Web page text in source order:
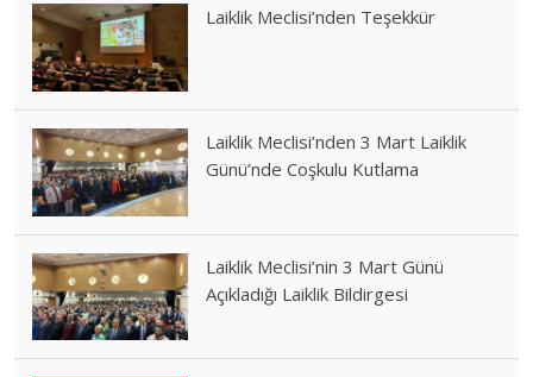
Laiklik Meclisi’nden Teşekkür
Laiklik Meclisi’nden 3 Mart Laiklik
Günü’nde Coşkulu Kutlama
Laiklik Meclisi’nin 3 Mart Günü
Açıkladığı Laiklik Bildirgesi